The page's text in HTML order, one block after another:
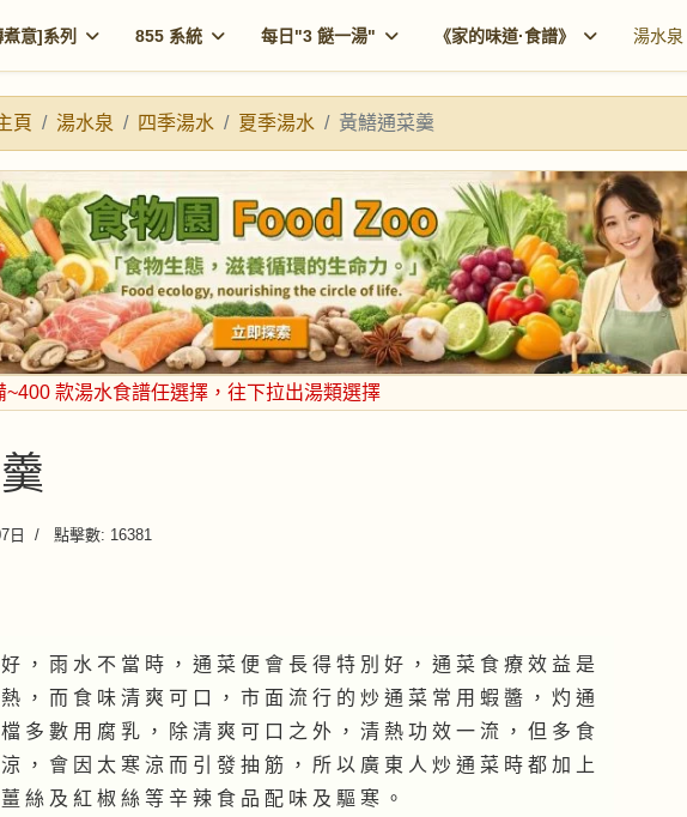
意]系列 855 系統 每日"3 餸一湯" 《家的味道·食譜》 湯水泉
頁 湯水泉 四季湯水 夏季湯水 黃鱔通菜羹
~400 款湯水食譜任選擇 ，往下拉出湯類選擇
日 點擊數: 16381
， 雨 水 不 當 時 ， 通 菜 便 會 長 得 特 別 好 ， 通 菜 食 療 效 益 是
， 而 食 味 清 爽 可 口 ， 市 面 流 行 的 炒 通 菜 常 用 蝦 醬 ， 灼 通
多 數 用 腐 乳 ， 除 清 爽 可 口 之 外 ， 清 熱 功 效 一 流 ， 但 多 食
， 會 因 太 寒 涼 而 引 發 抽 筋 ， 所 以 廣 東 人 炒 通 菜 時 都 加 上
絲 及 紅 椒 絲 等 辛 辣 食 品 配 味 及 驅 寒 。